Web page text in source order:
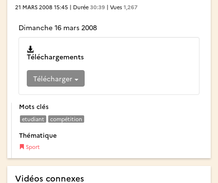
21 MARS 2008 15:45 | Durée 30:39 | Vues 1,267
Dimanche 16 mars 2008
Téléchargements
Télécharger
Mots clés
etudiant compétition
Thématique
Sport
Vidéos connexes